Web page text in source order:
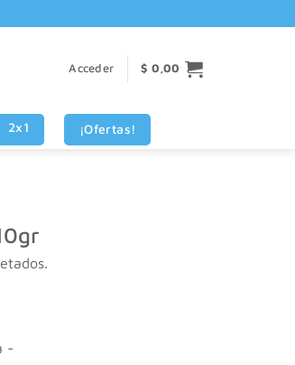
| 💳 3 CUOTAS SIN INTERES VISA - MASTERCARD
Acceder $ 0,00
2x1 ¡Ofertas!
-